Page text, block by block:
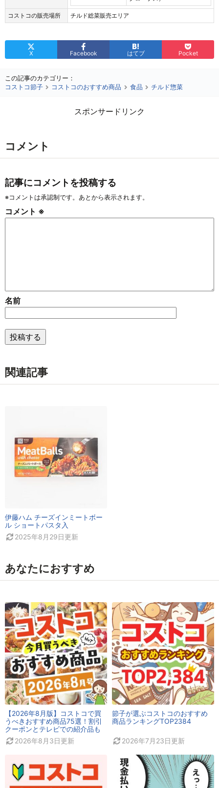
コストコの販売場所 チルド総菜販売エリア
X Facebook はてブ Pocket
この記事のカテゴリー：
コストコ節子
コストコのおすすめ商品 食品 チルド惣菜
スポンサードリンク
コメント
記事にコメントを投稿する
※コメントは承認制です。あとから表示されます。
コメント ※
名前
関連記事
伊藤ハム チーズインミートボー
ル ショートパスタ入
2025年8月29日更新
あなたにおすすめ
【2026年8月版】コストコで買
うべきおすすめ商品75選！割引
クーポンとテレビでの紹介品も
2026年8月3日更新
節子が選ぶコストコのおすすめ
商品ランキングTOP2384
2026年7月23日更新